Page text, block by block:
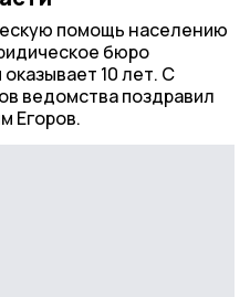
помощь населению
бюро
10 лет. С
ведомства поздравил
Егоров.